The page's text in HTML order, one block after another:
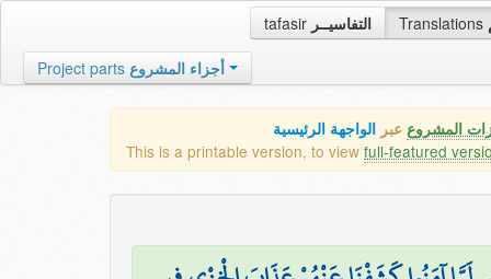
tafasir التفاسيــر Translations
Project parts أجزاء المشروع
المشروع عبر الواجهة الرئيسية
This is a printable version, to view full-featured